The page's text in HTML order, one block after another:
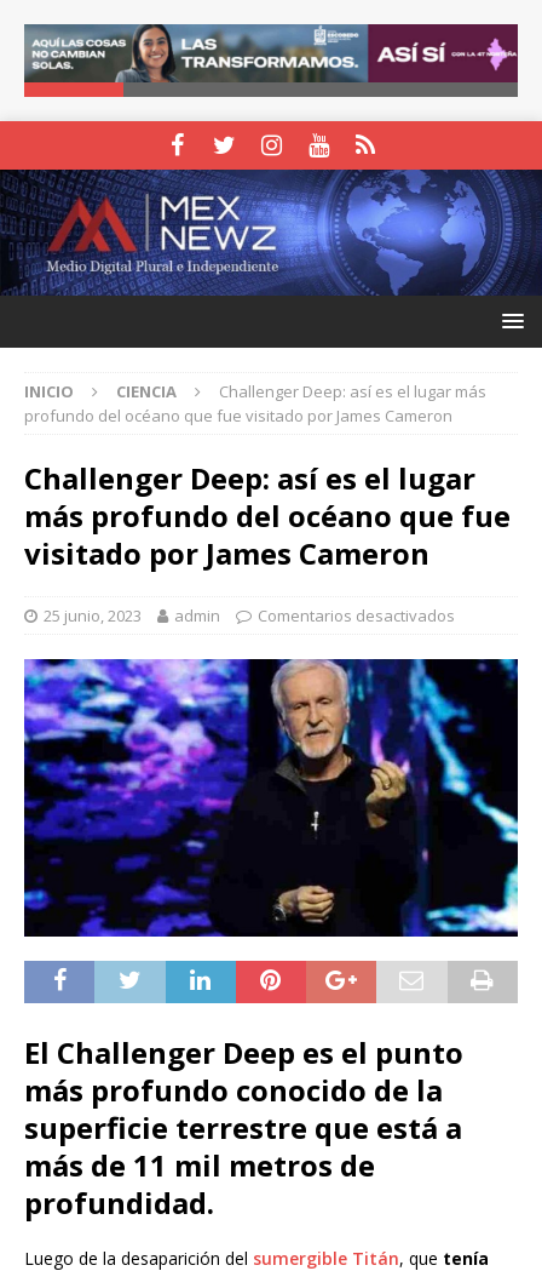
INICIO CIENCIA
Challenger Deep: así es el lugar más
profundo del océano que fue visitado por James Cameron
Challenger Deep: así es el lugar
más profundo del océano que fue
visitado por James Cameron
25 junio, 2023 admin Comentarios desactivados
El Challenger Deep es el punto
más profundo conocido de la
superficie terrestre que está a
más de 11 mil metros de
profundidad.
Luego de la desaparición del sumergible Titán, que tenía